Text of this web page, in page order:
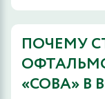
ПОЧЕМУ
«СОВА» В